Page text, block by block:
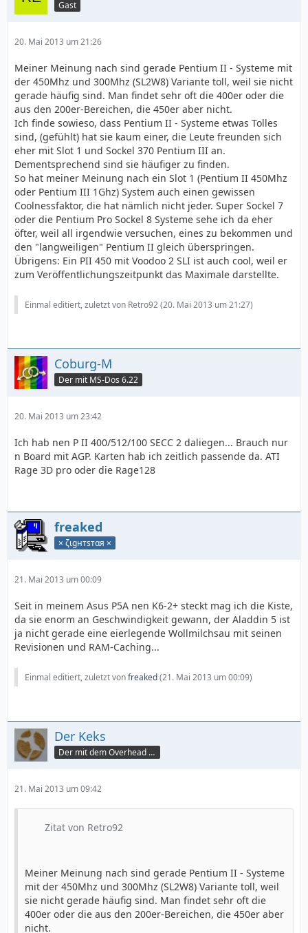
Gast
20. Mai 2013 um 21:26
Meiner Meinung nach sind gerade Pentium II - Systeme mit
der 450Mhz und 300Mhz (SL2W8) Variante toll, weil sie nicht
gerade häufig sind. Man findet sehr oft die 400er oder die
aus den 200er-Bereichen, die 450er aber nicht.
Ich finde sowieso, dass Pentium II - Systeme etwas Tolles
sind, (gefühlt) hat sie kaum einer, die Leute freunden sich
eher mit Slot 1 und Sockel 370 Pentium III an.
Dementsprechend sind sie häufiger zu finden.
So hat meiner Meinung nach ein Slot 1 (Pentium II 450Mhz
oder Pentium III 1Ghz) System auch einen gewissen
Coolnessfaktor, die hat nämlich nicht jeder. Super Sockel 7
oder die Pentium Pro Sockel 8 Systeme sehe ich da eher
öfter, weil all irgendwie versuchen, eines zu bekommen und
den "langweiligen" Pentium II gleich überspringen.
Übrigens: Ein PII 450 mit Voodoo 2 SLI ist auch cool, weil er
zum Veröffentlichungszeitpunkt das Maximale darstellte.
Einmal editiert, zuletzt von Retro92 (20. Mai 2013 um 21:27)
Coburg-M
Der mit MS-Dos 6.22
20. Mai 2013 um 23:42
Ich hab nen P II 400/512/100 SECC 2 daliegen... Brauch nur
n Board mit AGP. Karten hab ich zeitlich passende da. ATI
Rage 3D pro oder die Rage128
freaked
× ζιgнтѕтαя ×
21. Mai 2013 um 00:09
Seit in meinem Asus P5A nen K6-2+ steckt mag ich die Kiste,
da sie enorm an Geschwindigkeit gewann, der Aladdin 5 ist
ja nicht gerade eine eierlegende Wollmilchsau mit seinen
Revisionen und RAM-Caching...
Einmal editiert, zuletzt vonfreaked(21. Mai 2013 um 00:09)
Der Keks
Der mit dem Overhead PC
21. Mai 2013 um 09:42
Zitat von Retro92
Meiner Meinung nach sind gerade Pentium II - Systeme
mit der 450Mhz und 300Mhz (SL2W8) Variante toll, weil
sie nicht gerade häufig sind. Man findet sehr oft die
400er oder die aus den 200er-Bereichen, die 450er aber
nicht.